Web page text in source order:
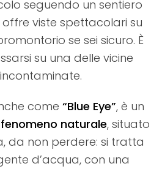
seguendo un sentiero
viste spettacolari su
se sei sicuro. È
su una delle vicine
come “Blue Eye”, è un
naturale, situato
da non perdere: si tratta
d’acqua, con una